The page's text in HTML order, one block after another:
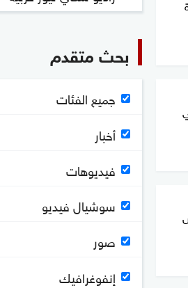
بحث متقدم
جميع الفئات
أخبار
فيديوهات
سوشيال فيديو
صور
إنفوغرافيك